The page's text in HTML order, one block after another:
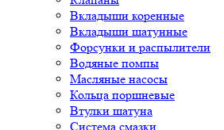
Вкладыши коренные
Вкладыши шатунные
Форсунки и распылители
Водяные помпы
Масляные насосы
Кольца поршневые
Втулки шатуна
Система смазки